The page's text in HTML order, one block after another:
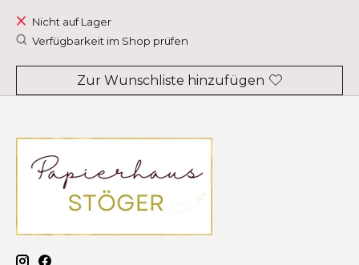
Nicht auf Lager
Verfügbarkeit im Shop prüfen
Zur Wunschliste hinzufügen